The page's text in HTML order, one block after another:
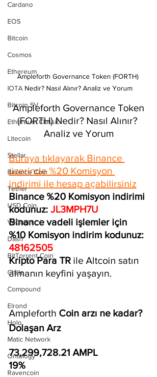
Cardano
EOS
Bitcoin
Cosmos
Ethereum
IOTA
Bitcoin SV
Ethereum Classic
Litecoin
Stellar
Binance Coin
Tether
USD Coin
VeChain
Dash
BitTorrent Coin
Chiliz
Compound
Elrond
Holo
Matic Network
Ontology
Ravencoin
Ampleforth Governance Token (FORTH)
Nedir? Nasıl Alınır? Analiz ve Yorum
Ampleforth Governance Token
(FORTH) Nedir? Nasıl Alınır?
Analiz ve Yorum
Buraya tıklayarak Binance
üzerinde %20 Komisyon
indirimi ile hesap açabilirsiniz
Binance %20 Komisyon indirimi
kodunuz: JL3MPH7U
Binance vadeli işlemler için
%10 Komisyon indirim kodunuz:
48162505
Kripto Para TR ile Altcoin satın
almanın keyfini yaşayın.
Ampleforth Coin arzı ne kadar?
Dolaşan Arz
73,299,728.21 AMPL
19%